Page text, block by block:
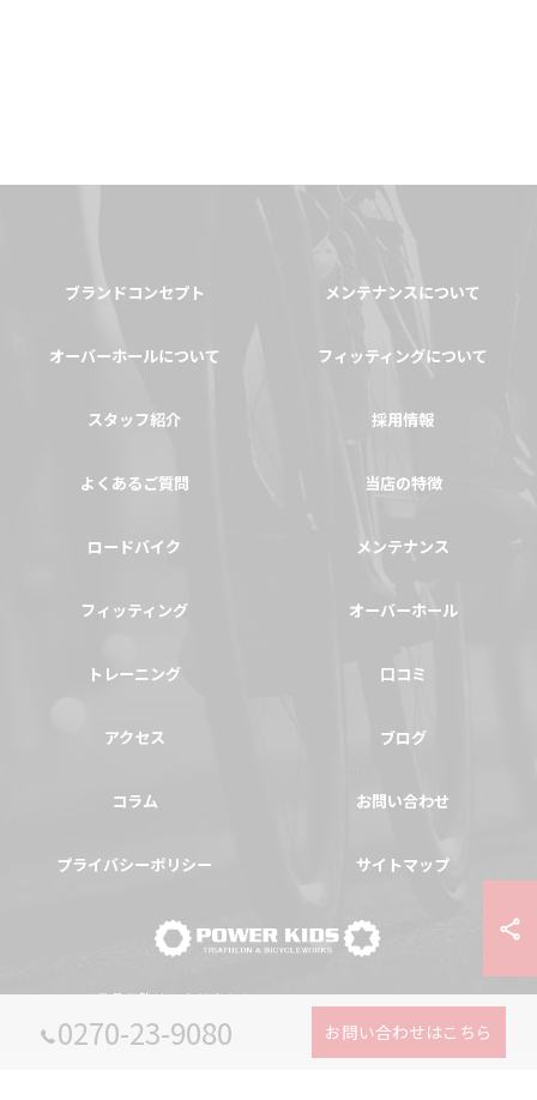
0270-23-9080 お問い合わせはこちら
ブランドコンセプト メンテナンスについて
オーバーホールについて フィッティングについて
スタッフ紹介 採用情報
よくあるご質問 当店の特徴
ロードバイク メンテナンス
フィッティング オーバーホール
トレーニング 口コミ
アクセス ブログ
コラム お問い合わせ
プライバシーポリシー サイトマップ
© 2026 群馬県伊勢崎の自転車ならPOWER-KIDS ALL RIGHTS RESERVED.